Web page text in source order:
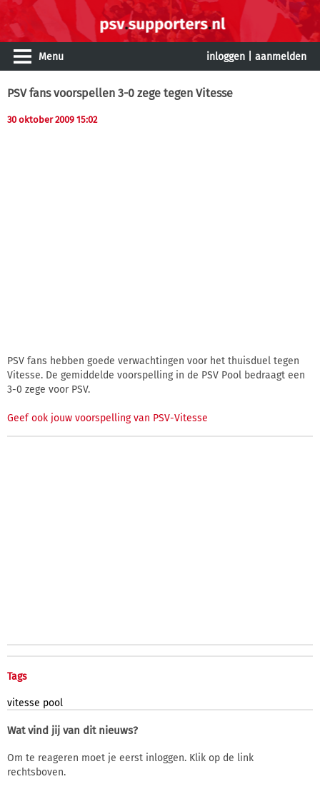
Menu inloggen aanmelden
PSV fans voorspellen 3-0 zege tegen Vitesse
30 oktober 2009 15:02
PSV fans hebben goede verwachtingen voor het thuisduel tegen
Vitesse. De gemiddelde voorspelling in de PSV Pool bedraagt een
3-0 zege voor PSV.
Geef ook jouw voorspelling van PSV-Vitesse
Tags
vitesse pool
Wat vind jij van dit nieuws?
Om te reageren moet je eerst inloggen. Klik op de link
rechtsboven.